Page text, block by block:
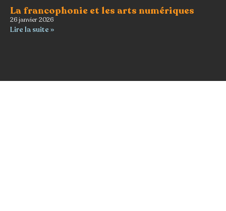
La francophonie et les arts numériques
26 janvier 2026
Lire la suite »